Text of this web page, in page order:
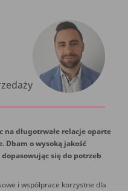
na długotrwałe relacje oparte
Dbam o wysoką jakość
się do potrzeb
i współprace korzystne dla